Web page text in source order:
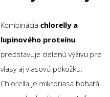
Kombinácia chlorelly a
lupinového proteínu
predstavuje cielenú výživu pre
vlasy aj vlasovú pokožku.
Chlorella je mikroriasa bohatá